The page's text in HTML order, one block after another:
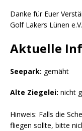
Danke für Euer
Golf Lakers Lünen e.V.
Aktuelle
Seepark: gemäht
Alte Ziegelei: nicht
Hinweis: Falls die
fliegen sollte, bitte